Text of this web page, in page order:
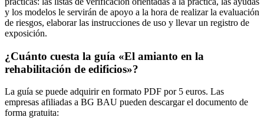
y los modelos le servirán de apoyo a la hora de realizar la evaluación
de riesgos, elaborar las instrucciones de uso y llevar un registro de
exposición.
¿Cuánto cuesta la guía «El amianto en la
rehabilitación de edificios»?
La guía se puede adquirir en formato PDF por 5 euros. Las
empresas afiliadas a BG BAU pueden descargar el documento de
forma gratuita: